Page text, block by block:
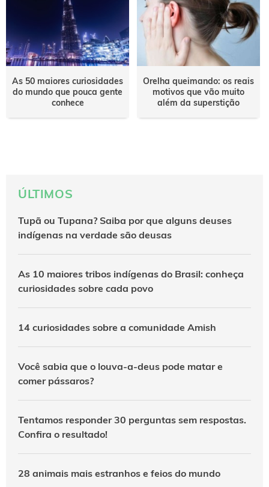
As 50 maiores curiosidades
do mundo que pouca gente
conhece
Orelha queimando: os reais
motivos que vão muito
além da superstição
ÚLTIMOS
Tupã ou Tupana? Saiba por que alguns deuses
indígenas na verdade são deusas
As 10 maiores tribos indígenas do Brasil: conheça
curiosidades sobre cada povo
14 curiosidades sobre a comunidade Amish
Você sabia que o louva-a-deus pode matar e
comer pássaros?
Tentamos responder 30 perguntas sem respostas.
Confira o resultado!
28 animais mais estranhos e feios do mundo